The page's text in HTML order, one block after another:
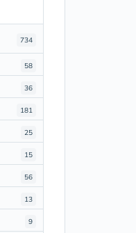
734
58
36
181
25
15
56
13
9